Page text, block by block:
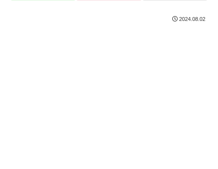
2024.08.02